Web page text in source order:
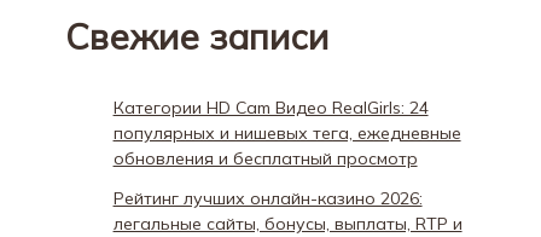
Свежие записи
Категории HD Cam Видео RealGirls: 24
популярных и нишевых тега, ежедневные
обновления и бесплатный просмотр
Рейтинг лучших онлайн-казино 2026:
легальные сайты, бонусы, выплаты, RTP и